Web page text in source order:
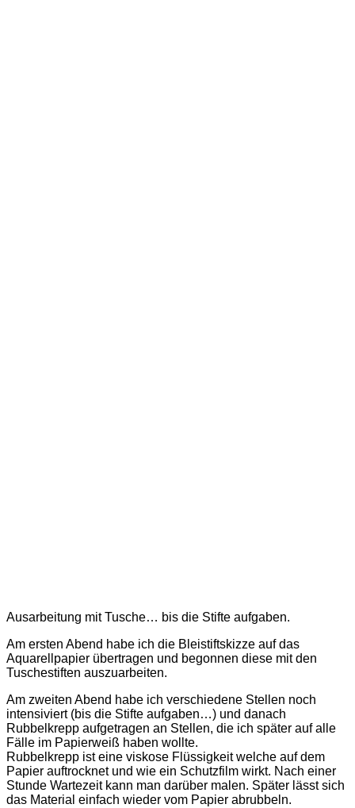
Ausarbeitung mit Tusche… bis die Stifte aufgaben.
Am ersten Abend habe ich die Bleistiftskizze auf das
Aquarellpapier übertragen und begonnen diese mit den
Tuschestiften auszuarbeiten.
Am zweiten Abend habe ich verschiedene Stellen noch
intensiviert (bis die Stifte aufgaben…) und danach
Rubbelkrepp aufgetragen an Stellen, die ich später auf alle
Fälle im Papierweiß haben wollte.
Rubbelkrepp ist eine viskose Flüssigkeit welche auf dem
Papier auftrocknet und wie ein Schutzfilm wirkt. Nach einer
Stunde Wartezeit kann man darüber malen. Später lässt sich
das Material einfach wieder vom Papier abrubbeln.